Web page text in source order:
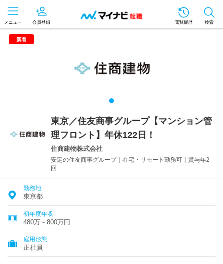
メニュー 会員登録 閲覧履歴 検索
新着
東京／住友商事グループ【マンション管
理フロント】年休122日！
住商建物株式会社
安定の住友商事グループ｜在宅・リモート勤務可｜賞与年2
回
勤務地
東京都
初年度年収
480万～800万円
雇用形態
正社員